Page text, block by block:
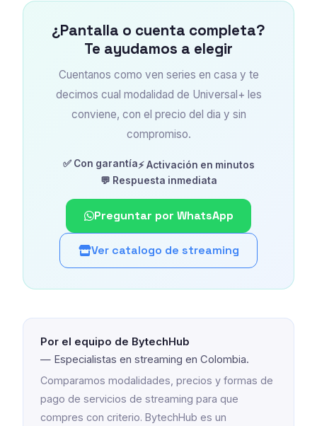
¿Pantalla o cuenta completa?
Te ayudamos a elegir
Cuentanos como ven series en casa y te
decimos cual modalidad de Universal+ les
conviene, con el precio del dia y sin
compromiso.
✅ Con garantía⚡ Activación en minutos
💬 Respuesta inmediata
Preguntar por WhatsApp
Ver catalogo de streaming
Por el equipo de BytechHub
— Especialistas en streaming en Colombia.
Comparamos modalidades, precios y formas de
pago de servicios de streaming para que
compres con criterio. BytechHub es un